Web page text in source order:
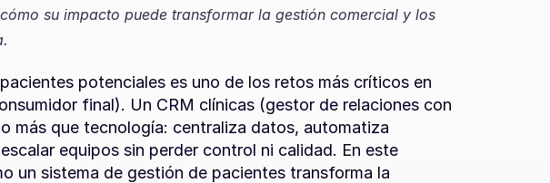
su impacto puede transformar la gestión comercial y los
potenciales es uno de los retos más críticos en
final). Un CRM clínicas (gestor de relaciones con
más que tecnología: centraliza datos, automatiza
equipos sin perder control ni calidad. En este
un sistema de gestión de pacientes transforma la